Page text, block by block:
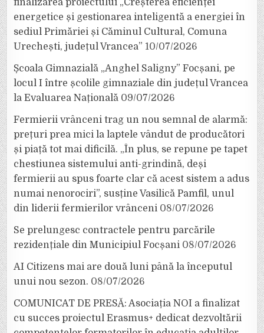
finalizarea proiectului „Creșterea eficienței
energetice și gestionarea inteligentă a energiei în
sediul Primăriei și Căminul Cultural, Comuna
Urechești, județul Vrancea” 10/07/2026
Școala Gimnazială „Anghel Saligny” Focșani, pe
locul I între școlile gimnaziale din județul Vrancea
la Evaluarea Națională 09/07/2026
Fermierii vrânceni trag un nou semnal de alarmă:
prețuri prea mici la laptele vândut de producători
și piață tot mai dificilă. „În plus, se repune pe tapet
chestiunea sistemului anti-grindină, deși
fermierii au spus foarte clar că acest sistem a adus
numai nenorociri”, susține Vasilică Pamfil, unul
din liderii fermierilor vrânceni 08/07/2026
Se prelungesc contractele pentru parcările
rezidențiale din Municipiul Focșani 08/07/2026
AI Citizens mai are două luni până la începutul
unui nou sezon. 08/07/2026
COMUNICAT DE PRESĂ: Asociația NOI a finalizat
cu succes proiectul Erasmus+ dedicat dezvoltării